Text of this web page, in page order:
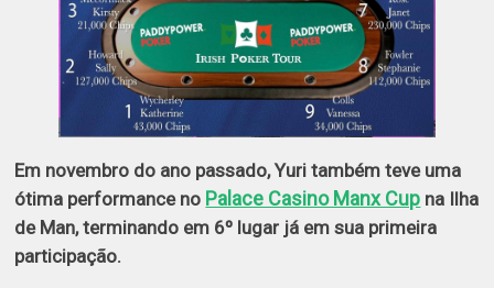
Em novembro do ano passado, Yuri também teve uma
ótima performance no Palace Casino Manx Cup na Ilha
de Man, terminando em 6º lugar já em sua primeira
participação.